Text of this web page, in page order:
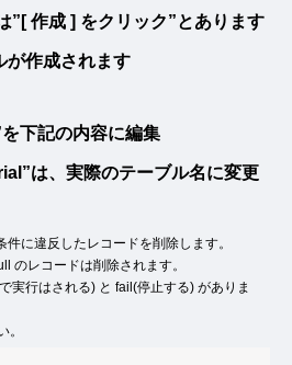
”[ 作成 ] をクリック”とあります
が作成されます
下記の内容に編集
は、実際のテーブル名に変更
に違反したレコードを削除します。
のレコードは削除されます。
実行はされる) と fail(停止する) がありま
。